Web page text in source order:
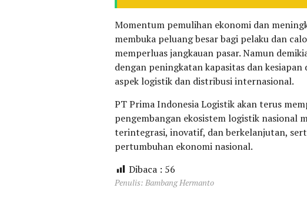
Momentum pemulihan ekonomi dan
membuka peluang besar bagi pelaku dan
memperluas jangkauan pasar. Namun
dengan peningkatan kapasitas dan
aspek logistik dan distribusi internasional.
PT Prima Indonesia Logistik akan terus
pengembangan ekosistem logistik nasional
terintegrasi, inovatif, dan berkelanjutan,
pertumbuhan ekonomi nasional.
Dibaca : 56
Penulis: Bambang Hermanto